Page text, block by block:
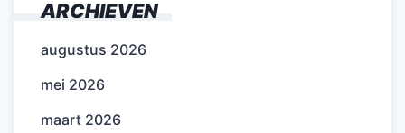
ARCHIEVEN
augustus 2026
mei 2026
maart 2026